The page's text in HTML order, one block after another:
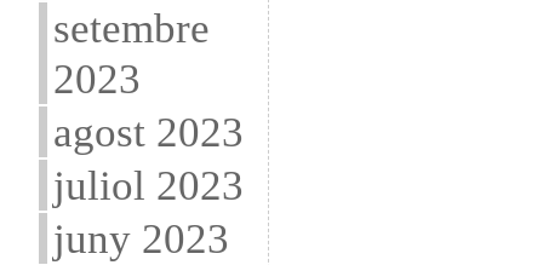
setembre
2023
agost 2023
juliol 2023
juny 2023